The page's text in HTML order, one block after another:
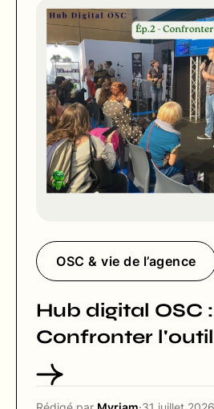
OSC & vie de l’agence
Hub digital OSC :
Confronter